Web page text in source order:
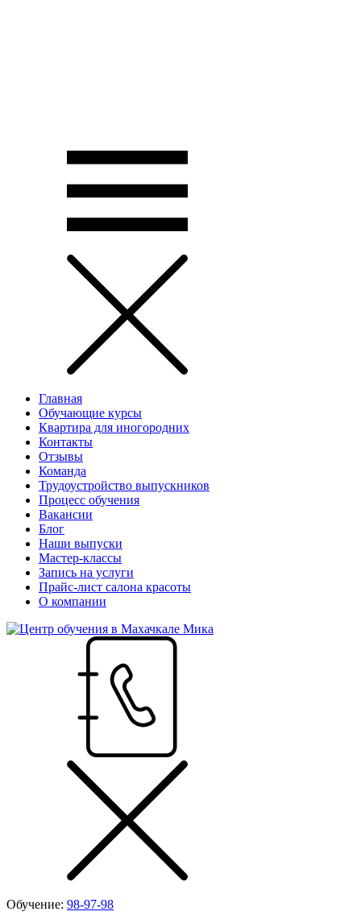
Главная
Обучающие курсы
Квартира для иногородних
Контакты
Отзывы
Команда
Трудоустройство выпускников
Процесс обучения
Вакансии
Блог
Наши выпуски
Мастер-классы
Запись на услуги
Прайс-лист салона красоты
О компании
Обучение: 98-97-98